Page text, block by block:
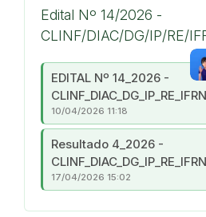
Edital Nº 14/2026 -
CLINF/DIAC/DG/IP/RE/
EDITAL Nº 14_2026 -
10/04/2026 11:18
Resultado 4_2026 -
CLINF_DIAC_DG_IP_RE_IFRN
17/04/2026 15:02